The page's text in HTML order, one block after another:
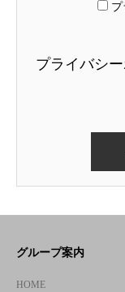
プライバシ
グループ案内
HOME